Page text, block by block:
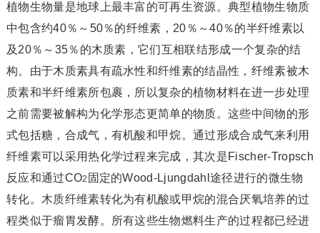
植物生物量是地球上最丰富的可再生资源。典型植物生物质
中包含约40％～50％的纤维素，20％～40％的半纤维素以
及20％～35％的木质素，它们互相联结形成一个复杂的结
构。由于木质素具有疏水性和纤维素的结晶性，纤维素被木
质素和半纤维素所包裹，所以复杂的植物材料在进一步处理
之前需要被解构为化学形态更简单的物质。这些中间物的形
式包括糖，合成气，有机酸和甲烷。通过形成合成气来利用
纤维素可以采用热化学过程来完成，其次是Fischer-Tropsch
反应和通过CO2 固定的Wood-Ljungdahl途径进行的微生物
转化。木质纤维素转化为有机酸或甲烷的混合厌氧培养的过
程类似于瘤胃发酵。所有这些生物燃料生产的过程都已经进